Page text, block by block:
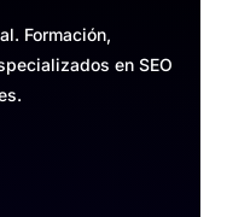
Formación,
en SEO